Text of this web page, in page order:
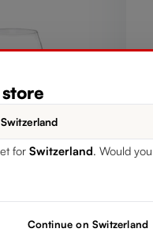
Switzerland
for Switzerland . Would
Continue on Switzerland